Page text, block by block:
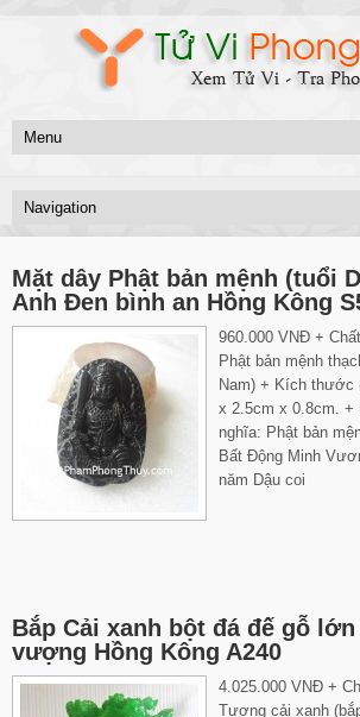
Mặt dây Phật bản mệnh (tuổi
Anh Đen bình an Hồng Kông
960.000 VNĐ +
Phật bản mệnh
Nam) + Kích thước
x 2.5cm x 0.8cm. +
nghĩa: Phật bản
Bất Động Minh
năm Dậu coi
Bắp Cải xanh bột đá đế gỗ
vượng Hồng Kông A240
4.025.000 VNĐ +
Tượng cải xanh